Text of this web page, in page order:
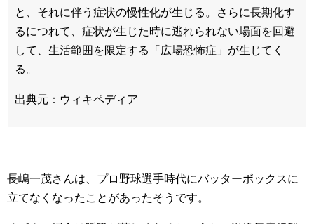
と、それに伴う症状の慢性化が生じる。さらに長期化す
るにつれて、症状が生じた時に逃れられない場面を回避
して、生活範囲を限定する「広場恐怖症」が生じてく
る。
出典元：ウィキペディア
長嶋一茂さんは、プロ野球選手時代にバッターボックスに
立てなくなったことがあったそうです。